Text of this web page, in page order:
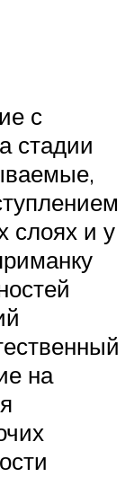
с
стадии
слоях и у
на